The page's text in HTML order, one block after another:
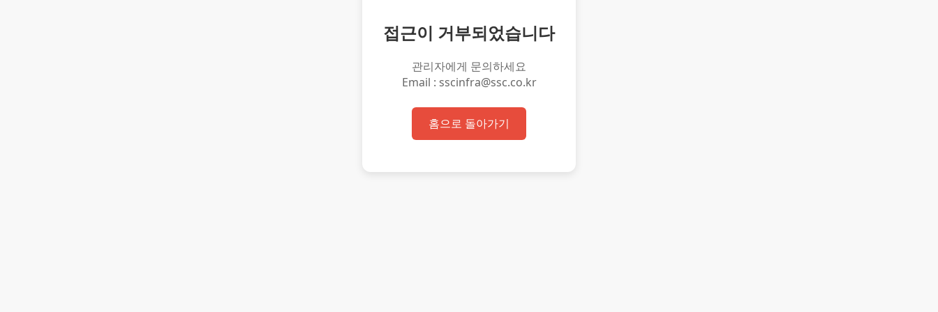
접근이 거부되었습니다
관리자에게 문의하세요
Email : sscinfra@ssc.co.kr
홈으로 돌아가기